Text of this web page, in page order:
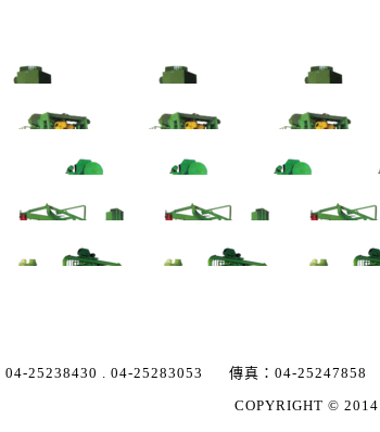
04-25238430 04-25283053 傳真： 04-25247858
COPYRIGHT © 2014